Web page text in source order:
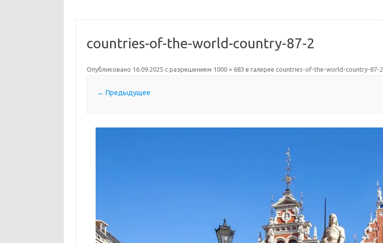
countries-of-the-world-country-87-2
Опубликовано 16.09.2025 с разрешением 1000 × 683 в галерее countries-of-the-world-country-87-2
← Предыдущее